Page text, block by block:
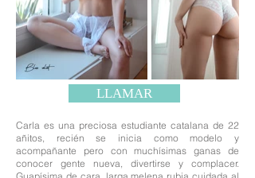
LLAMAR
Carla es una preciosa estudiante catalana de 22
añitos, recién se inicia como modelo y
acompañante pero con muchísimas ganas de
conocer gente nueva, divertirse y complacer.